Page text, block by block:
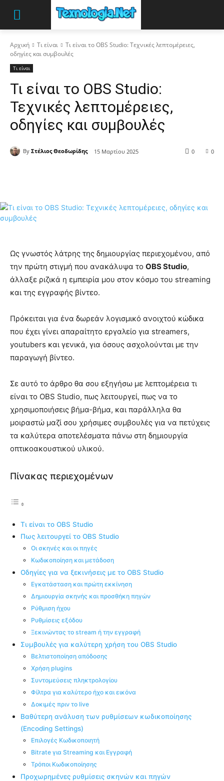
Αρχική Τι είναι
Τι είναι το OBS Studio: Τεχνικές λεπτομέρειες,
οδηγίες και συμβουλές
Τι είναι
Τι είναι το OBS Studio:
Τεχνικές λεπτομέρειες,
οδηγίες και συμβουλές
By Στέλιος Θεοδωρίδης 15 Μαρτίου 2025 0
0
Ως γνωστός λάτρης της δημιουργίας περιεχομένου, από
την πρώτη στιγμή που ανακάλυψα το OBS Studio,
άλλαξε ριζικά η εμπειρία μου στον κόσμο του streaming
και της εγγραφής βίντεο.
Πρόκειται για ένα δωρεάν λογισμικό ανοιχτού κώδικα
που έχει γίνει απαραίτητο εργαλείο για streamers,
youtubers και γενικά, για όσους ασχολούνται με την
παραγωγή βίντεο.
Σε αυτό το άρθρο θα σου εξηγήσω με λεπτομέρεια τι
είναι το OBS Studio, πως λειτουργεί, πως να το
χρησιμοποιήσεις βήμα-βήμα, και παράλληλα θα
μοιραστώ μαζί σου χρήσιμες συμβουλές για να πετύχεις
τα καλύτερα αποτελέσματα πάνω στη δημιουργία
οπτικοακουστικού υλικού.
Πίνακας περιεχομένων
Τι είναι το OBS Studio
Πως λειτουργεί το OBS Studio
Οι σκηνές και οι πηγές
Κωδικοποίηση και μετάδοση
Οδηγίες για να ξεκινήσεις με το OBS Studio
Εγκατάσταση και πρώτη εκκίνηση
Δημιουργία σκηνής και προσθήκη πηγών
Ρύθμιση ήχου
Ρυθμίσεις εξόδου
Ξεκινώντας το stream ή την εγγραφή
Συμβουλές για καλύτερη χρήση του OBS Studio
Βελτιστοποίηση απόδοσης
Χρήση plugins
Συντομεύσεις πληκτρολογίου
Φίλτρα για καλύτερο ήχο και εικόνα
Δοκιμές πριν το live
Βαθύτερη ανάλυση των ρυθμίσεων κωδικοποίησης
(Encoding Settings)
Επιλογές Κωδικοποιητή
Bitrate για Streaming και Εγγραφή
Τρόποι Κωδικοποίησης
Προχωρημένες ρυθμίσεις σκηνών και πηγών